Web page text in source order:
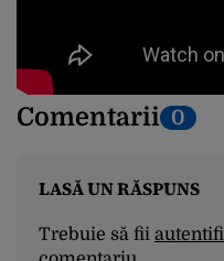
Comentarii 0
LASĂ UN RĂSPUNS
Trebuie să fii